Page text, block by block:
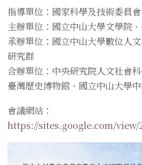
指導單位：國家科學及技術委員會
主辦單位：國立中山大學文學院
承辦單位：國立中山大學數位人
研究群
合辦單位：中央研究院人文社會
臺灣歷史博物館、國立中山大學
會議網站：
https://sites.google.com/view/